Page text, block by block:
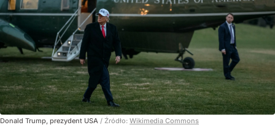
Donald Trump, prezydent USA / Źródło: Wikimedia Commons